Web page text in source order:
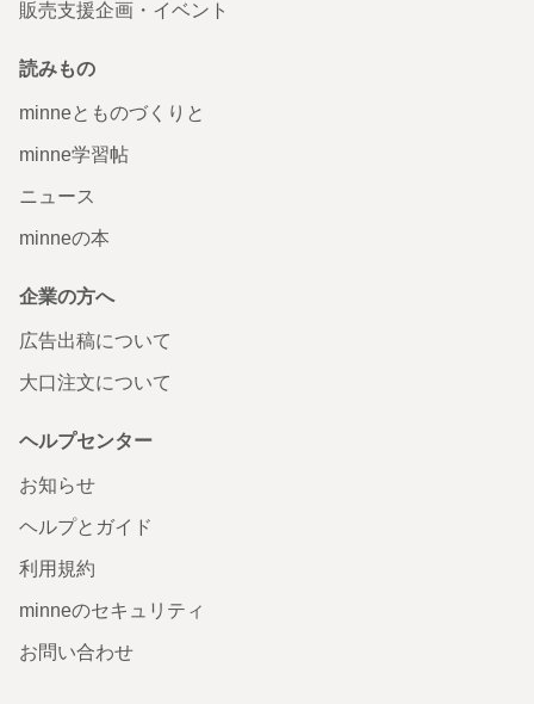
販売支援企画・イベント
読みもの
minneとものづくりと
minne学習帖
ニュース
minneの本
企業の方へ
広告出稿について
大口注文について
ヘルプセンター
お知らせ
ヘルプとガイド
利用規約
minneのセキュリティ
お問い合わせ